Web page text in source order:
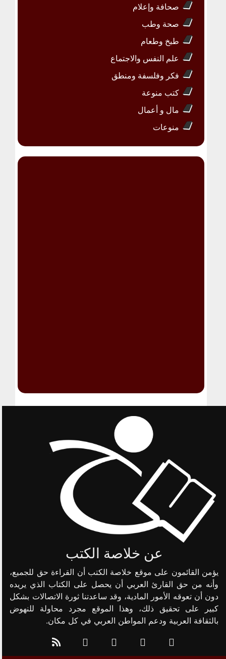
صحافة وإعلام
صحة وطب
طبخ وطعام
علم النفس والاجتماع
فكر وفلسفة ومنطق
كتب منوعة
مال و أعمال
منوعات
عن خلاصة الكتب
يؤمن القائمون على موقع خلاصة الكتب أن القراءة حق للجميع،
وأنه من حق القارئ العربي أن يحصل على الكتاب الذي يريده
دون أن تعوقه الأمور المادية، وقد ساعدتنا ثورة الاتصالات بشكل
كبير على تحقيق ذلك، وهذا الموقع مجرد محاولة للنهوض
بالثقافة العربية ودعم المواطن العربي في كل مكان.